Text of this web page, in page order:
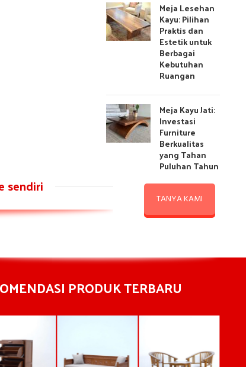
Meja Lesehan
Kayu: Pilihan
Praktis dan
Estetik untuk
Berbagai
Kebutuhan
Ruangan
Meja Kayu Jati:
Investasi
Furniture
Berkualitas
yang Tahan
Puluhan Tahun
sendiri
TANYA KAMI
PRODUK TERBARU